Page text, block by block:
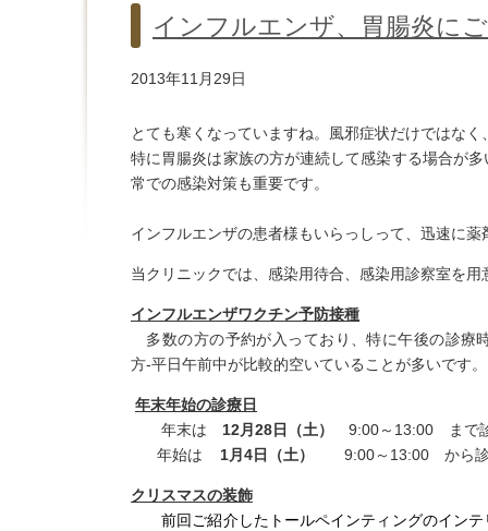
インフルエンザ、胃腸炎に
2013年11月29日
とても寒くなっていますね。風邪症状だけではな
特に胃腸炎は家族の方が連続して感染する場合が
常での感染対策も重要です。
インフルエンザの患者様もいらっしって、迅速に
当クリニックでは、感染用待合、感染用診察室を
インフルエンザワクチン予防接種
多数の方の予約が入っており、特に午後の診療
方-平日午前中が比較的空いていることが多いです。
年末年始の診療日
年末は 12月28日（土）
9:00～13:00 まで
年始は
1月4日（土） 9:00～13:00 から診
クリスマスの装飾
前回ご紹介したトールペインティングのイン